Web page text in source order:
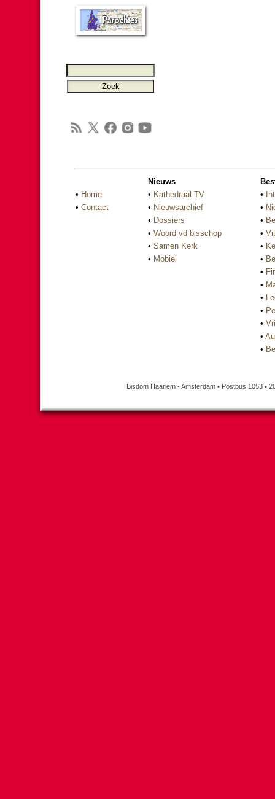
• Home
• Contact
Nieuws
• Kathedraal TV
• Nieuwsarchief
• Dossiers
• Woord vd bisschop
• Samen Kerk
• Mobiel
•
•
•
•
•
•
•
•
•
•
•
•
•
Bisdom Haarlem - Amsterdam • Postbus 1053 •